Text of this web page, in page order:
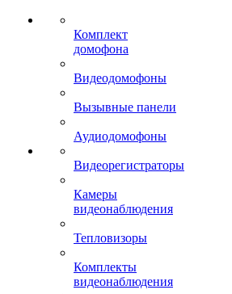
Комплект
домофона
Видеодомофоны
Вызывные панели
Аудиодомофоны
Видеорегистраторы
Камеры
видеонаблюдения
Тепловизоры
Комплекты
видеонаблюдения